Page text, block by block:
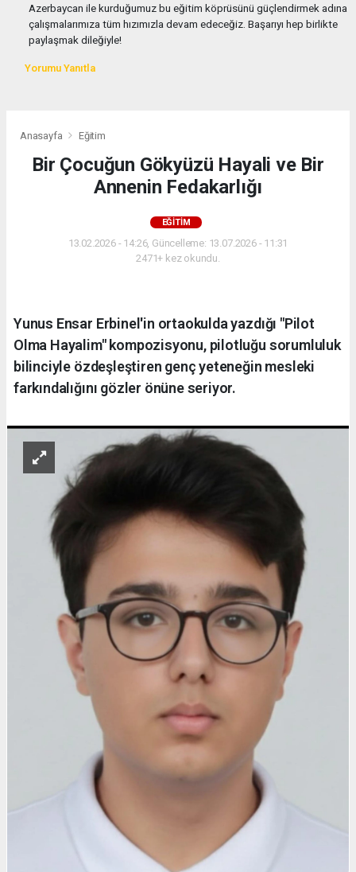
Azerbaycan ile kurduğumuz bu eğitim köprüsünü güçlendirmek adına
çalışmalarımıza tüm hızımızla devam edeceğiz. Başarıyı hep birlikte
paylaşmak dileğiyle!
Yorumu Yanıtla
Anasayfa Eğitim
Bir Çocuğun Gökyüzü Hayali ve Bir
Annenin Fedakarlığı
EĞITIM
13.02.2026 - 14:26, Güncelleme: 13.07.2026 - 11:31
2471+ kez okundu.
Yunus Ensar Erbinel'in ortaokulda yazdığı "Pilot
Olma Hayalim" kompozisyonu, pilotluğu sorumluluk
bilinciyle özdeşleştiren genç yeteneğin mesleki
farkındalığını gözler önüne seriyor.